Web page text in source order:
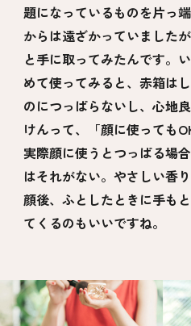
題になっているものを片っ
からは遠ざかっていました
と手に取ってみたんです。
めて使ってみると、赤箱は
のにつっぱらないし、心地
けんって、「顔に使っても
実際顔に使うとつっぱる場
はそれがない。やさしい香
顔後、ふとしたときに手も
てくるのもいいですね。